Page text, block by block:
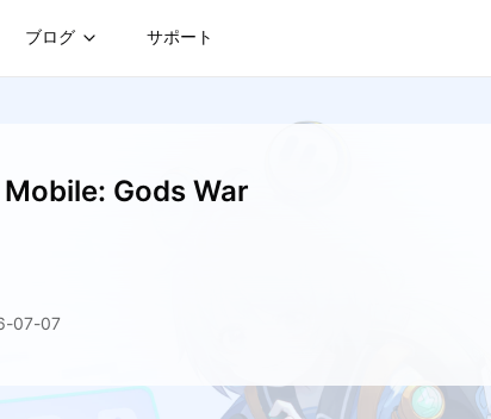
ブログ サポート
Gods War
07-07